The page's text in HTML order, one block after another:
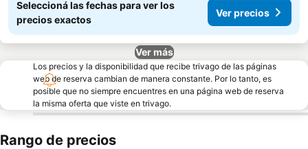
Seleccioná las fechas para ver los
precios exactos
Ver precios
Ver más
Los precios y la disponibilidad que recibe trivago de las páginas
web de reserva cambian de manera constante. Por lo tanto, es
posible que no siempre encuentres en una página web de reserva
la misma oferta que viste en trivago.
Rango de precios